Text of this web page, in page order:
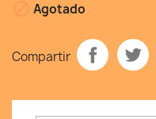
Agotado
Compartir